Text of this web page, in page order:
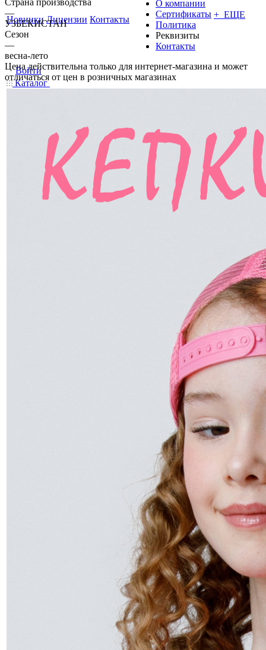
Новинки Лицензии Контакты
О компании
Сертификаты
Политика
Реквизиты
Контакты
+ ЕЩЕ
Войти
Каталог
Страна производства
—
УЗБЕКИСТАН
Сезон
—
весна-лето
Цена действительна только для интернет-магазина и может
отличаться от цен в розничных магазинах